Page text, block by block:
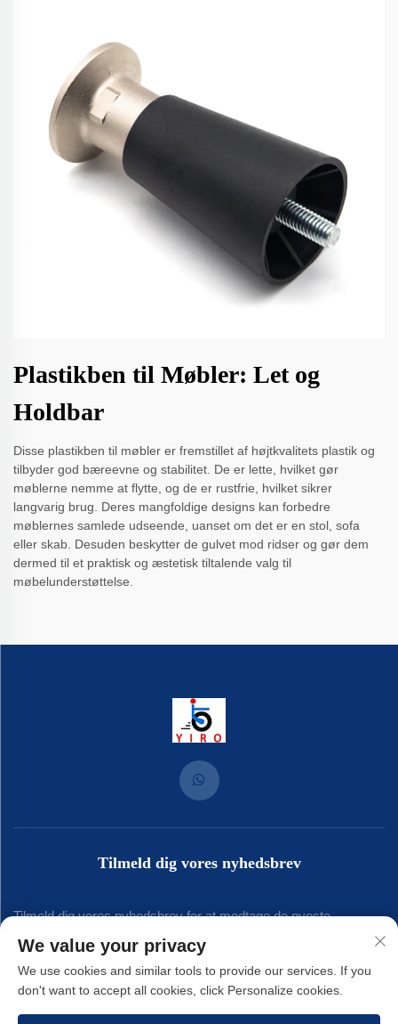
Plastikben til Møbler: Let og
Holdbar
Disse plastikben til møbler er fremstillet af højtkvalitets plastik og
tilbyder god bæreevne og stabilitet. De er lette, hvilket gør
møblerne nemme at flytte, og de er rustfrie, hvilket sikrer
langvarig brug. Deres mangfoldige designs kan forbedre
møblernes samlede udseende, uanset om det er en stol, sofa
eller skab. Desuden beskytter de gulvet mod ridser og gør dem
dermed til et praktisk og æstetisk tiltalende valg til
møbelunderstøttelse.
Tilmeld dig vores nyhedsbrev
Tilmeld dig vores nyhedsbrev for at modtage de nyeste
branchenyt, opdateringer og indsigt fra vores team.
We value your privacy
We use cookies and similar tools to provide our services. If you
don't want to accept all cookies, click Personalize cookies.